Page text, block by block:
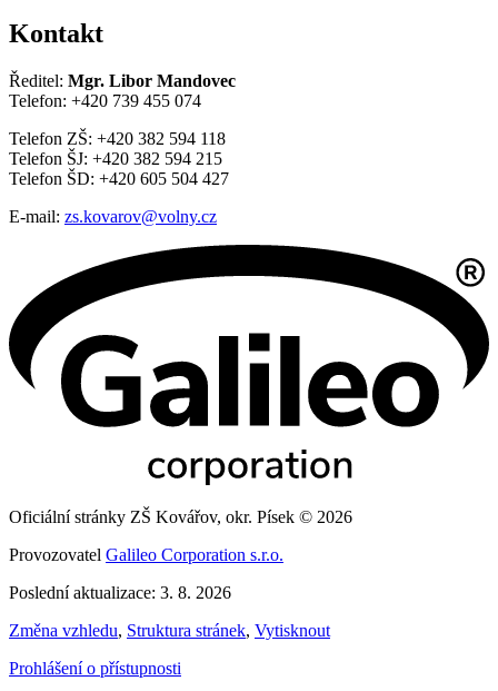
Kontakt
Ředitel: Mgr. Libor Mandovec
Telefon: +420 739 455 074
Telefon ZŠ: +420 382 594 118
Telefon ŠJ: +420 382 594 215
Telefon ŠD: +420 605 504 427
E-mail: zs.kovarov@volny.cz
Oficiální stránky ZŠ Kovářov, okr. Písek © 2026
Provozovatel Galileo Corporation s.r.o.
Poslední aktualizace: 3. 8. 2026
Změna vzhledu, Struktura stránek, Vytisknout
Prohlášení o přístupnosti